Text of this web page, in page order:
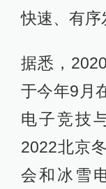
快速、有序
据悉，
于今年9月
电子竞技
2022北京
会和冰雪